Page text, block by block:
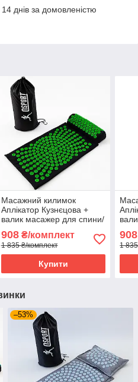
днів за домовленістю
Масажний килимок
Аплікатор Кузнєцова +
валик масажер для спини/
шиї/голови OSPORT Lotus
Sun Mat Eco (apl-029)
Чорно-салатовий
908₴/комплект
1 835 ₴/комплект
Купити
Sun
908
1
–53%